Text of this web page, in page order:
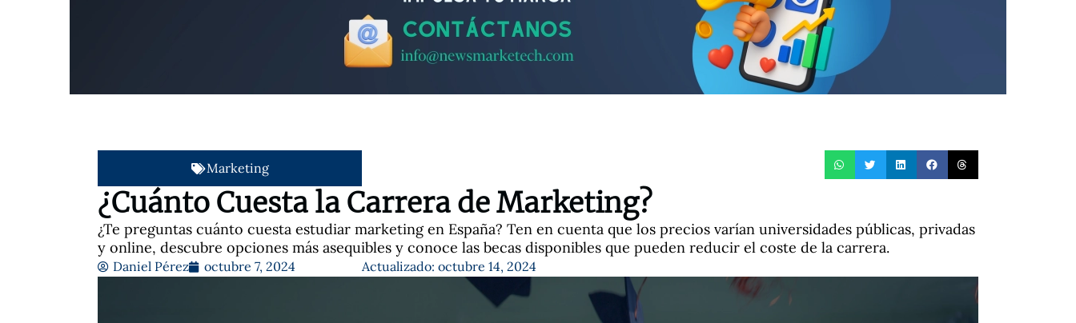
Marketing
¿Cuánto Cuesta la Carrera de Marketing?
¿Te preguntas cuánto cuesta estudiar marketing en España? Ten en cuenta que los precios varían universidades públicas, privadas
y online, descubre opciones más asequibles y conoce las becas disponibles que pueden reducir el coste de la carrera.
Daniel Pérez octubre 7, 2024 Actualizado: octubre 14, 2024